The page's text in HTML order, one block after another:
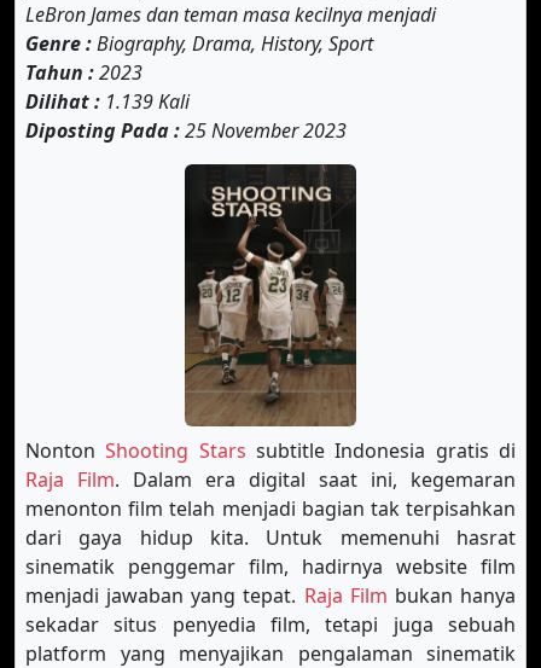
LeBron James dan teman masa kecilnya menjadi
Genre :Biography, Drama, History, Sport
Tahun :2023
Dilihat : 1.139 Kali
Diposting Pada :25 November 2023
NontonShooting Stars subtitle Indonesia gratis di
Raja Film. Dalam era digital saat ini, kegemaran
menonton film telah menjadi bagian tak terpisahkan
dari gaya hidup kita. Untuk memenuhi hasrat
sinematik penggemar film, hadirnya website film
menjadi jawaban yang tepat. Raja Film bukan hanya
sekadar situs penyedia film, tetapi juga sebuah
platform yang menyajikan pengalaman sinematik